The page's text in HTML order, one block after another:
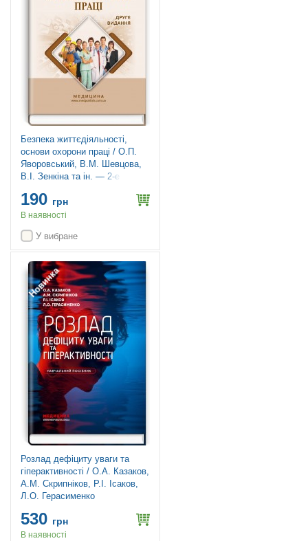
Безпека життєдіяльності,
основи охорони праці / О.П.
Яворовський, В.М. Шевцова,
В.І. Зенкіна та ін. — 2-е
190 грн
В наявності
У вибране
Новинка
Розлад дефіциту уваги та
гіперактивності / О.А. Казаков,
А.М. Скрипніков, Р.І. Ісаков,
Л.О. Герасименко
530 грн
В наявності